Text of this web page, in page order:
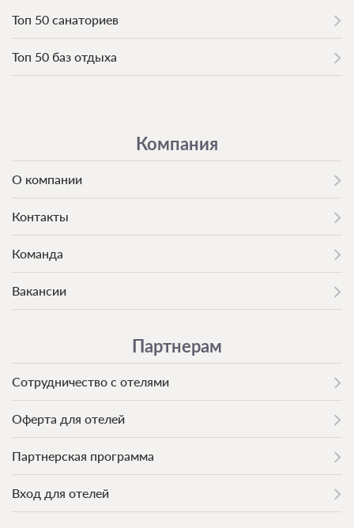
Топ 50 санаториев
Топ 50 баз отдыха
Компания
О компании
Контакты
Команда
Вакансии
Партнерам
Сотрудничество с отелями
Оферта для отелей
Партнерская программа
Вход для отелей